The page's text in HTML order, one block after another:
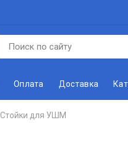
Оплата Доставка
Стойки для УШМ